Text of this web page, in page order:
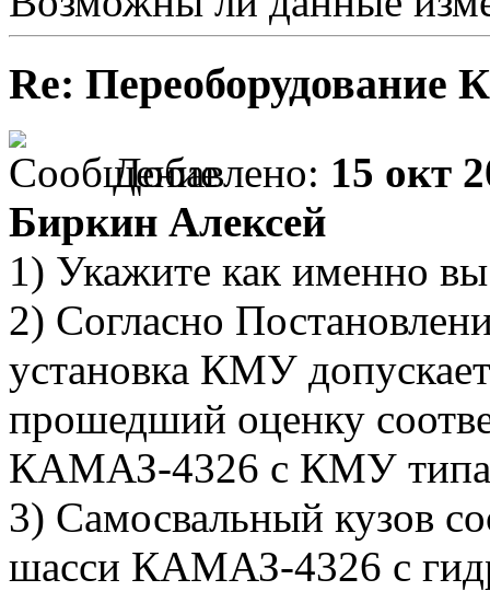
Re: Переоборудование
Добавлено: 15 окт
Биркин Алексей
1) Укажите как именно вы
2) Согласно
установка КМУ
прошедший оценку
КАМАЗ-4326 с КМУ типа
3) Самосвальный кузов
шасси КАМАЗ-4326 с